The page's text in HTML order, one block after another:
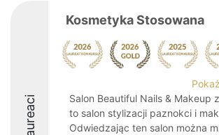
Laureaci
Kosmetyka Stosowana
Salon Beautiful Nails & Makeup
to salon stylizacji paznokci i
Odwiedzając ten salon można